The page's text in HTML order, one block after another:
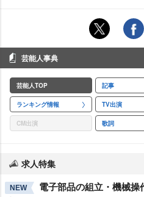
芸能人事典
芸能人TOP 記事
ランキング情報 TV出演
CM出演 歌詞
求人特集
NEW
電子部品の組立・機械